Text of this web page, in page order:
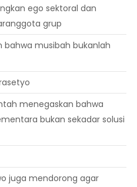
ego sektoral dan
grup
bahwa musibah bukanlah
menegaskan bahwa
bukan sekadar solusi
juga mendorong agar